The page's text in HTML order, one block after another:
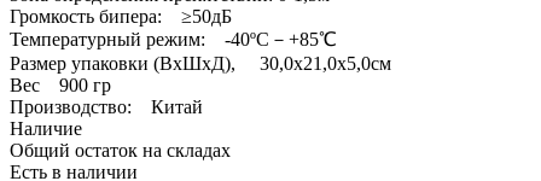
Громкость бипера: ≥50дБ
Температурный режим: -40ºC－+85℃
Размер упаковки (ВхШхД), 30,0х21,0х5,0см
Вес 900 гр
Производство: Китай
Наличие
Общий остаток на складах
Есть в наличии